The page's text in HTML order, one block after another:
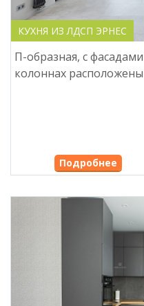
КУХНЯ ИЗ ЛДСП ЭРНЕС
П-образная, с
колоннах
Подробнее